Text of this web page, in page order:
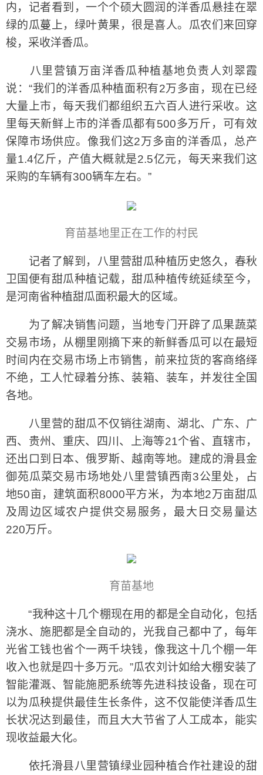
内，记者看到，一个个硕大圆润的洋香瓜悬挂在翠
绿的瓜蔓上，绿叶黄果，很是喜人。瓜农们来回穿
梭，采收洋香瓜。
八里营镇万亩洋香瓜种植基地负责人刘翠霞
说：“我们的洋香瓜种植面积有2万多亩，现在已经
大量上市，每天我们都组织五六百人进行采收。这
里每天新鲜上市的洋香瓜都有500多万斤，可有效
保障市场供应。像我们这2万多亩的洋香瓜，总产
量1.4亿斤，产值大概就是2.5亿元，每天来我们这
采购的车辆有300辆车左右。”
育苗基地里正在工作的村民
记者了解到，八里营甜瓜种植历史悠久，春秋
卫国便有甜瓜种植记载，甜瓜种植传统延续至今，
是河南省种植甜瓜面积最大的区域。
为了解决销售问题，当地专门开辟了瓜果蔬菜
交易市场，从棚里刚摘下来的新鲜香瓜可以在最短
时间内在交易市场上市销售，前来拉货的客商络绎
不绝，工人忙碌着分拣、装箱、装车，并发往全国
各地。
八里营的甜瓜不仅销往湖南、湖北、广东、广
西、贵州、重庆、四川、上海等21个省、直辖市，
还出口到日本、俄罗斯、越南等地。建成的滑县金
御苑瓜菜交易市场地处八里营镇西南3公里处，占
地50亩，建筑面积8000平方米，为本地2万亩甜瓜
及周边区域农户提供交易服务，最大日交易量达
220万斤。
育苗基地
“我种这十几个棚现在用的都是全自动化，包括
浇水、施肥都是全自动的，光我自己都中了，每年
光省工钱也省个一两千块钱，像我这十几个棚一年
收入也就是四十多万元。”瓜农刘计如给大棚安装了
智能灌溉、智能施肥系统等先进科技设备，现在可
以为瓜秧提供最佳生长条件，这不仅能使洋香瓜生
长状况达到最佳，而且大大节省了人工成本，能实
现收益最大化。
依托滑县八里营镇绿业园种植合作社建设的甜